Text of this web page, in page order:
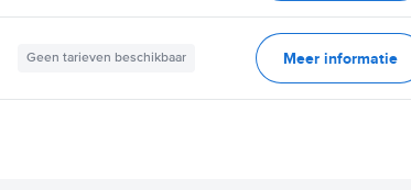
Geen tarieven beschikbaar Meer informatie